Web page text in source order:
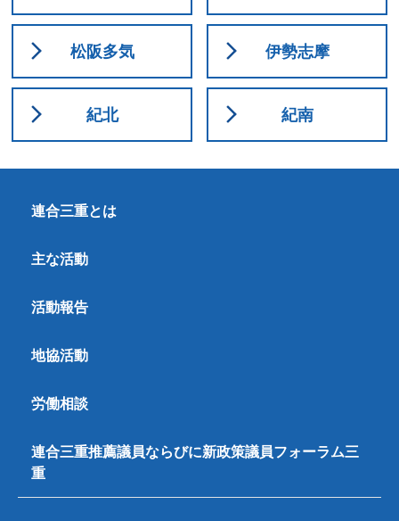
松阪多気 伊勢志摩
紀北 紀南
連合三重とは
主な活動
活動報告
地協活動
労働相談
連合三重推薦議員ならびに新政策議員フォーラム三
重